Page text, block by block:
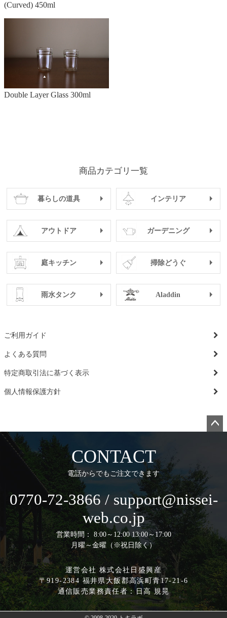
(Curved) 450ml
Double Layer Glass 300ml
商品カテゴリ一覧
暮らしの道具 インテリア
アウトドア ガーデニング
庭キッチン 掃除どうぐ
雨水タンク Aladdin
ご利用ガイド
よくある質問
特定商取引法に基づく表示
個人情報保護方針
CONTACT
電話からでもご注文できます
0770-72-3866 / support@nissei-
web.co.jp
営業時間： 8:00～12:00 13:00～17:00
月曜～金曜（※祝日除く）
運営会社 株式会社日盛興産
〒919-2384 福井県大飯郡高浜町青17-21-6
通信販売業務責任者：日高 規晃